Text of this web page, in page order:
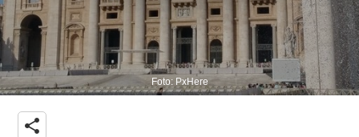
Foto: PxHere
share